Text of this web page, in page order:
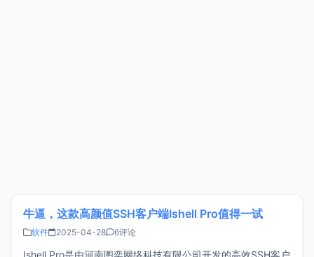
牛逼，这款高颜值SSH客户端Ishell Pro值得一试
软件 2025-04-28 6评论
Ishell Pro是由河南图奕网络科技有限公司开发的高效SSH客户